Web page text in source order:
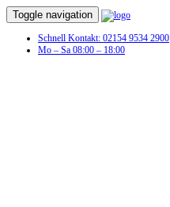
Toggle navigation
Schnell Kontakt: 02154 9534 2900
Mo – Sa 08:00 – 18:00